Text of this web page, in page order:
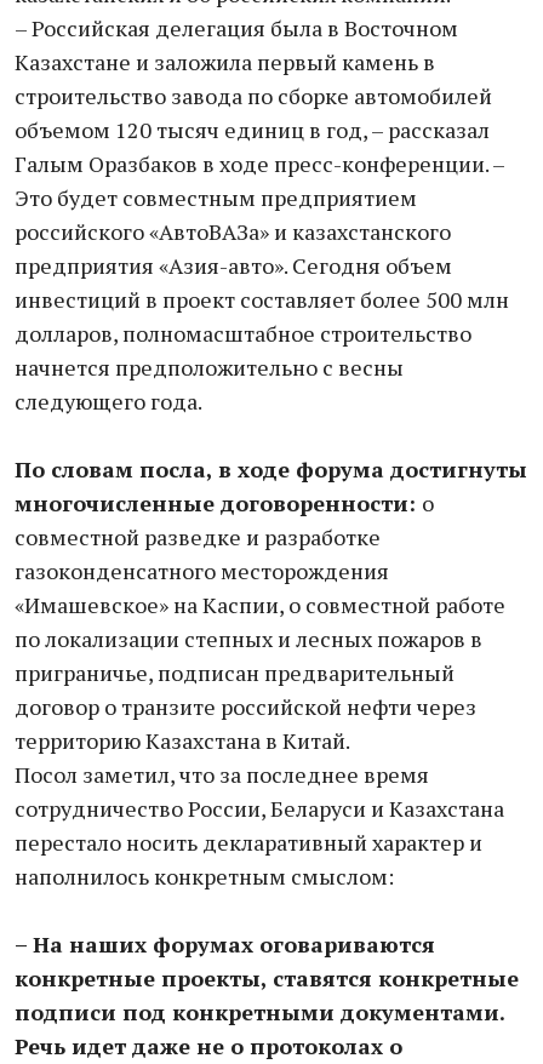
– Российская делегация была в Восточном
Казахстане и заложила первый камень в
строительство завода по сборке автомобилей
объемом 120 тысяч единиц в год, – рассказал
Галым Оразбаков в ходе пресс-конференции. –
Это будет совместным предприятием
российского «АвтоВАЗа» и казахстанского
предприятия «Азия-авто». Сегодня объем
инвестиций в проект составляет более 500 млн
долларов, полномасштабное строительство
начнется предположительно с весны
следующего года.
По словам посла, в ходе форума достигнуты
многочисленные договоренности: о
совместной разведке и разработке
газоконденсатного месторождения
«Имашевское» на Каспии, о совместной работе
по локализации степных и лесных пожаров в
приграничье, подписан предварительный
договор о транзите российской нефти через
территорию Казахстана в Китай.
Посол заметил, что за последнее время
сотрудничество России, Беларуси и Казахстана
перестало носить декларативный характер и
наполнилось конкретным смыслом:
– На наших форумах оговариваются
конкретные проекты, ставятся конкретные
подписи под конкретными документами.
Речь идет даже не о протоколах о